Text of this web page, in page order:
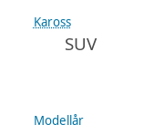
Kaross
SUV
Modellår